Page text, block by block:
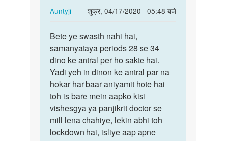
Auntyji
शुक्र, 04/17/2020 - 05:48 बजे
In
to
Shadi
ko
2
shal
ho
gaye…
by
ratan
Bete
ye
swasth
nahi
hai,
…
Bete ye swasth nahi hai,
samanyataya periods 28 se 34
dino ke antral per ho sakte hai.
Yadi yeh in dinon ke antral par na
hokar har baar aniyamit hote hai
toh is bare mein aapko kisi
vishesgya ya panjikrit doctor se
mill lena chahiye, lekin abhi toh
lockdown hai, isliye aap apne